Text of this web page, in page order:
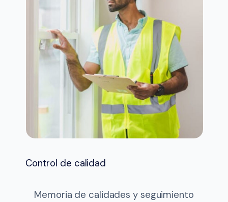
Control de calidad
Memoria de calidades y seguimiento